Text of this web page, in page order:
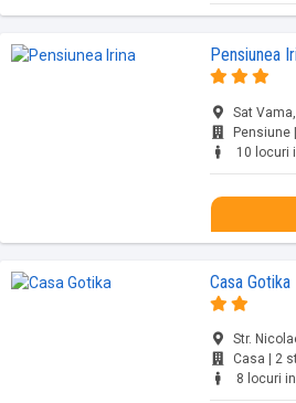
Pensiunea
Sat Vama,
Pensiune
10 locuri
Casa Gotika
Str. Nicolae
Casa | 2
8 locuri